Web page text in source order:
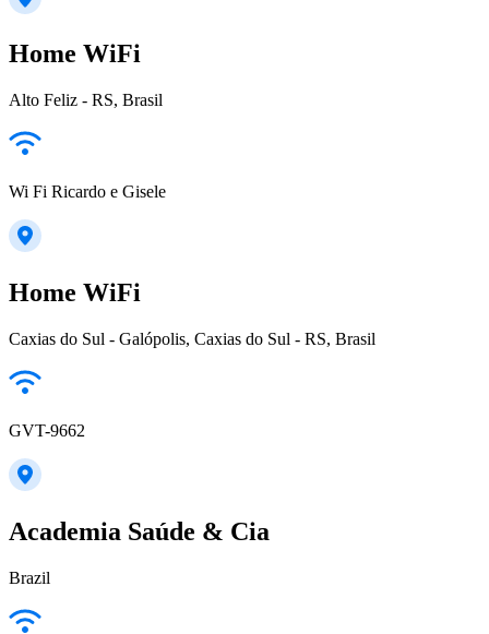
Home WiFi
Alto Feliz - RS, Brasil
Wi Fi Ricardo e Gisele
Home WiFi
Caxias do Sul - Galópolis, Caxias do Sul - RS, Brasil
GVT-9662
Academia Saúde & Cia
Brazil